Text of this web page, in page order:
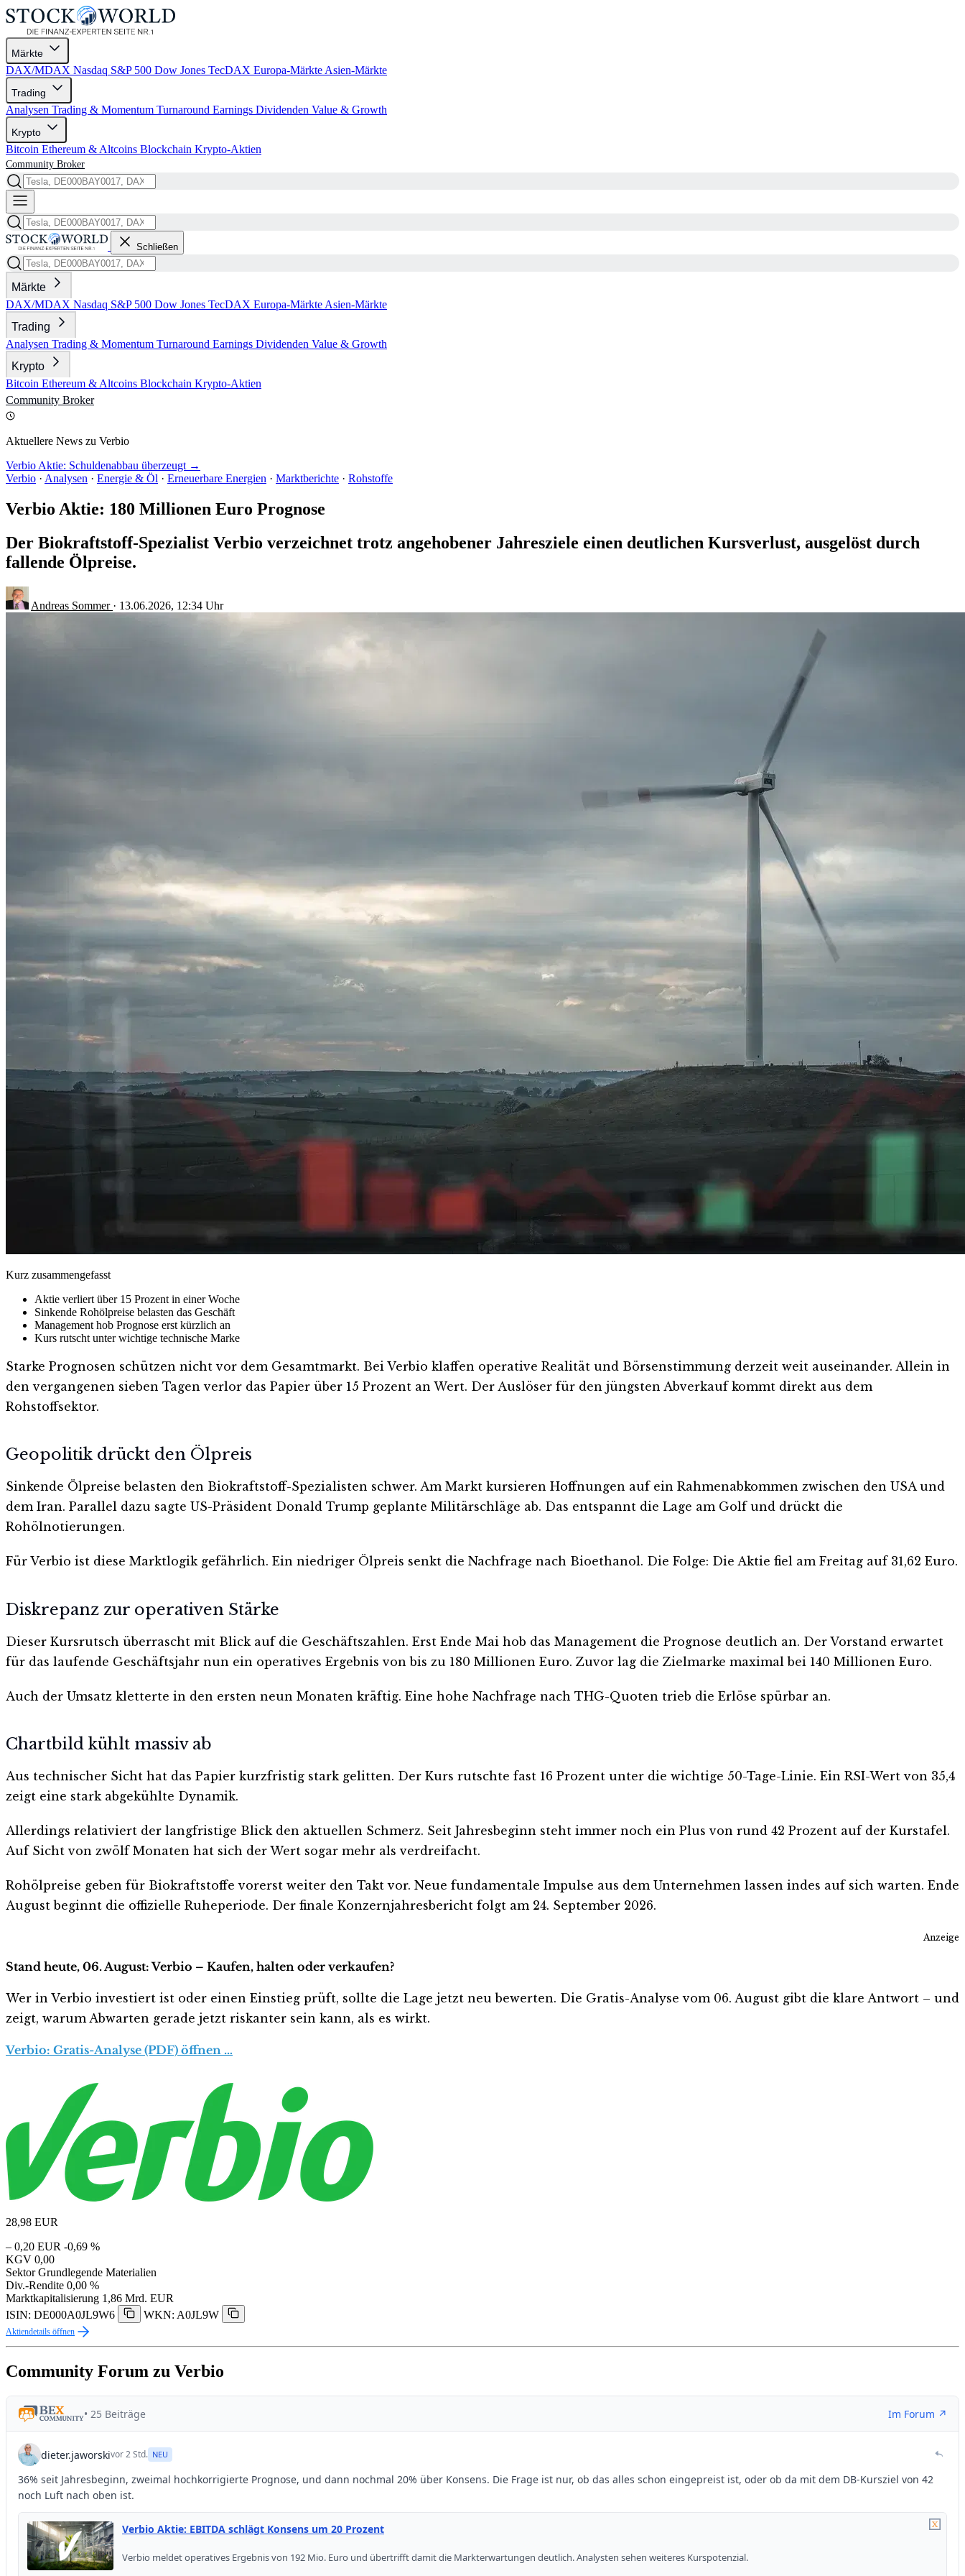
Märkte
DAX/MDAX Nasdaq S&P 500 Dow Jones TecDAX Europa-Märkte Asien-Märkte
Trading
Analysen Trading & Momentum Turnaround Earnings Dividenden Value & Growth
Krypto
Bitcoin Ethereum & Altcoins Blockchain Krypto-Aktien
Community Broker
Schließen
Märkte
DAX/MDAX Nasdaq S&P 500 Dow Jones TecDAX Europa-Märkte Asien-Märkte
Trading
Analysen Trading & Momentum Turnaround Earnings Dividenden Value & Growth
Krypto
Bitcoin Ethereum & Altcoins Blockchain Krypto-Aktien
Community Broker
Aktuellere News zu Verbio
Verbio Aktie: Schuldenabbau überzeugt →
Verbio · Analysen · Energie & Öl · Erneuerbare Energien · Marktberichte · Rohstoffe
Verbio Aktie: 180 Millionen Euro Prognose
Der Biokraftstoff-Spezialist Verbio verzeichnet trotz angehobener Jahresziele einen deutlichen Kursverlust, ausgelöst durch
fallende Ölpreise.
Andreas Sommer · 13.06.2026, 12:34 Uhr
Kurz zusammengefasst
Aktie verliert über 15 Prozent in einer Woche
Sinkende Rohölpreise belasten das Geschäft
Management hob Prognose erst kürzlich an
Kurs rutscht unter wichtige technische Marke
Starke Prognosen schützen nicht vor dem Gesamtmarkt. Bei Verbio klaffen operative Realität und Börsenstimmung derzeit weit auseinander. Allein in
den vergangenen sieben Tagen verlor das Papier über 15 Prozent an Wert. Der Auslöser für den jüngsten Abverkauf kommt direkt aus dem
Rohstoffsektor.
Geopolitik drückt den Ölpreis
Sinkende Ölpreise belasten den Biokraftstoff-Spezialisten schwer. Am Markt kursieren Hoffnungen auf ein Rahmenabkommen zwischen den USA und
dem Iran. Parallel dazu sagte US-Präsident Donald Trump geplante Militärschläge ab. Das entspannt die Lage am Golf und drückt die
Rohölnotierungen.
Für Verbio ist diese Marktlogik gefährlich. Ein niedriger Ölpreis senkt die Nachfrage nach Bioethanol. Die Folge: Die Aktie fiel am Freitag auf 31,62 Euro.
Diskrepanz zur operativen Stärke
Dieser Kursrutsch überrascht mit Blick auf die Geschäftszahlen. Erst Ende Mai hob das Management die Prognose deutlich an. Der Vorstand erwartet
für das laufende Geschäftsjahr nun ein operatives Ergebnis von bis zu 180 Millionen Euro. Zuvor lag die Zielmarke maximal bei 140 Millionen Euro.
Auch der Umsatz kletterte in den ersten neun Monaten kräftig. Eine hohe Nachfrage nach THG-Quoten trieb die Erlöse spürbar an.
Chartbild kühlt massiv ab
Aus technischer Sicht hat das Papier kurzfristig stark gelitten. Der Kurs rutschte fast 16 Prozent unter die wichtige 50-Tage-Linie. Ein RSI-Wert von 35,4
zeigt eine stark abgekühlte Dynamik.
Allerdings relativiert der langfristige Blick den aktuellen Schmerz. Seit Jahresbeginn steht immer noch ein Plus von rund 42 Prozent auf der Kurstafel.
Auf Sicht von zwölf Monaten hat sich der Wert sogar mehr als verdreifacht.
Rohölpreise geben für Biokraftstoffe vorerst weiter den Takt vor. Neue fundamentale Impulse aus dem Unternehmen lassen indes auf sich warten. Ende
August beginnt die offizielle Ruheperiode. Der finale Konzernjahresbericht folgt am 24. September 2026.
Anzeige
Stand heute, 06. August: Verbio – Kaufen, halten oder verkaufen?
Wer in Verbio investiert ist oder einen Einstieg prüft, sollte die Lage jetzt neu bewerten. Die Gratis-Analyse vom 06. August gibt die klare Antwort – und
zeigt, warum Abwarten gerade jetzt riskanter sein kann, als es wirkt.
Verbio: Gratis-Analyse (PDF) öffnen …
28,98 EUR
– 0,20 EUR -0,69 %
KGV 0,00
Sektor Grundlegende Materialien
Div.-Rendite 0,00 %
Marktkapitalisierung 1,86 Mrd. EUR
ISIN: DE000A0JL9W6
WKN: A0JL9W
Aktiendetails öffnen
Community Forum zu Verbio